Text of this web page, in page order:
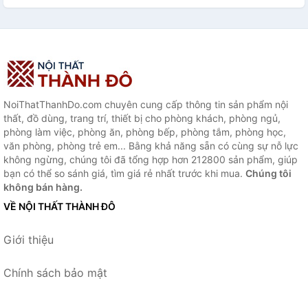
NoiThatThanhDo.com chuyên cung cấp thông tin sản phẩm nội
thất, đồ dùng, trang trí, thiết bị cho phòng khách, phòng ngủ,
phòng làm việc, phòng ăn, phòng bếp, phòng tắm, phòng học,
văn phòng, phòng trẻ em... Bằng khả năng sẵn có cùng sự nỗ lực
không ngừng, chúng tôi đã tổng hợp hơn 212800 sản phẩm, giúp
bạn có thể so sánh giá, tìm giá rẻ nhất trước khi mua. Chúng tôi
không bán hàng.
VỀ NỘI THẤT THÀNH ĐÔ
Giới thiệu
Chính sách bảo mật